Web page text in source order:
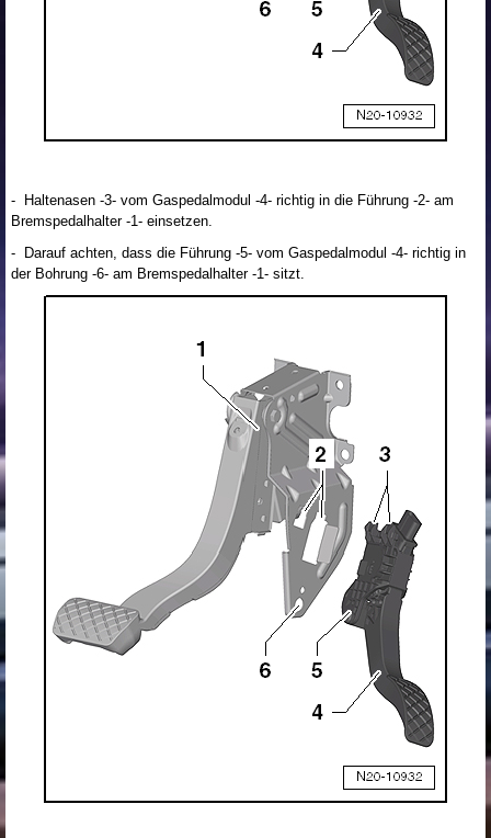
- Haltenasen -3- vom Gaspedalmodul -4- richtig in die Führung -2- am
Bremspedalhalter -1- einsetzen.
- Darauf achten, dass die Führung -5- vom Gaspedalmodul -4- richtig in
der Bohrung -6- am Bremspedalhalter -1- sitzt.